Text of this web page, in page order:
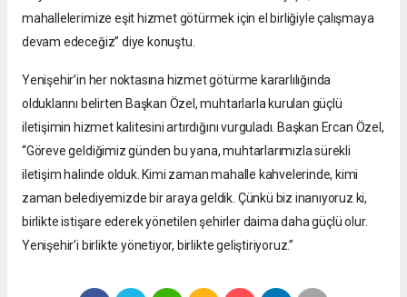
mahallelerimize eşit hizmet götürmek için el birliğiyle çalışmaya
devam edeceğiz” diye konuştu.
Yenişehir’in her noktasına hizmet götürme kararlılığında
olduklarını belirten Başkan Özel, muhtarlarla kurulan güçlü
iletişimin hizmet kalitesini artırdığını vurguladı. Başkan Ercan Özel,
“Göreve geldiğimiz günden bu yana, muhtarlarımızla sürekli
iletişim halinde olduk. Kimi zaman mahalle kahvelerinde, kimi
zaman belediyemizde bir araya geldik. Çünkü biz inanıyoruz ki,
birlikte istişare ederek yönetilen şehirler daima daha güçlü olur.
Yenişehir’i birlikte yönetiyor, birlikte geliştiriyoruz.”